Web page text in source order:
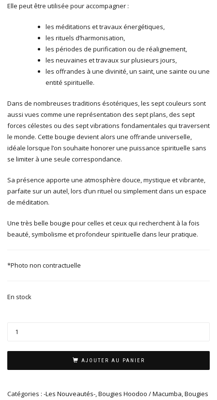
Elle peut être utilisée pour accompagner :
les méditations et travaux énergétiques,
les rituels d’harmonisation,
les périodes de purification ou de réalignement,
les neuvaines et travaux sur plusieurs jours,
les offrandes à une divinité, un saint, une sainte ou une
entité spirituelle.
Dans de nombreuses traditions ésotériques, les sept couleurs sont
aussi vues comme une représentation des sept plans, des sept
forces célestes ou des sept vibrations fondamentales qui traversent
le monde. Cette bougie devient alors une offrande universelle,
idéale lorsque l’on souhaite honorer une puissance spirituelle sans
se limiter à une seule correspondance.
Sa présence apporte une atmosphère douce, mystique et vibrante,
parfaite sur un autel, lors d’un rituel ou simplement dans un espace
de méditation.
Une très belle bougie pour celles et ceux qui recherchent à la fois
beauté, symbolisme et profondeur spirituelle dans leur pratique.
*Photo non contractuelle
En stock
AJOUTER AU PANIER
Catégories : -Les Nouveautés-,Bougies Hoodoo / Macumba,Bougies